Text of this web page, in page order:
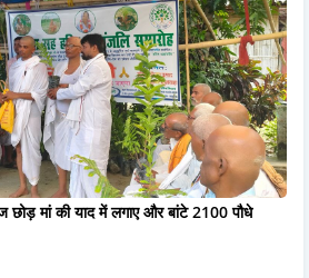
छोड़ मां की याद में लगाए और बांटे 2100 पौधे